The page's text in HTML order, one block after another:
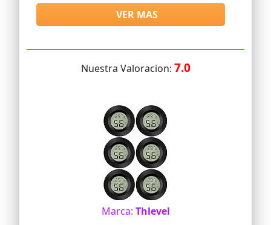
VER MAS
Nuestra Valoracion: 7.0
Marca: Thlevel